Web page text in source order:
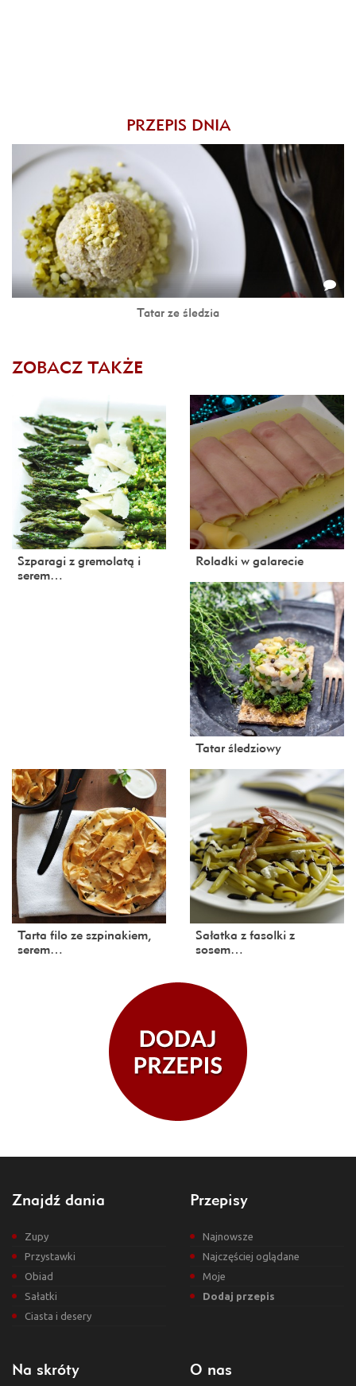
PRZEPIS DNIA
Tatar ze śledzia
ZOBACZ TAKŻE
Szparagi z gremolatą i
serem…
Roladki w galarecie
Tatar śledziowy
Tarta filo ze szpinakiem,
serem…
Sałatka z fasolki z
sosem…
Znajdź dania
Zupy
Przystawki
Obiad
Sałatki
Ciasta i desery
Przepisy
Najnowsze
Najczęściej oglądane
Moje
Dodaj przepis
Na skróty O nas